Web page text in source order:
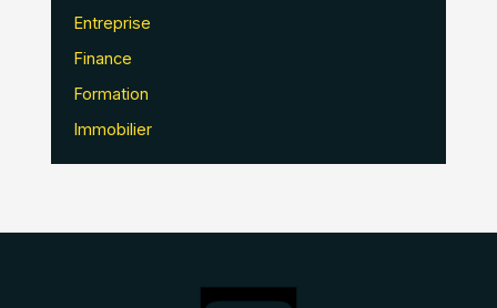
Entreprise
Finance
Formation
Immobilier